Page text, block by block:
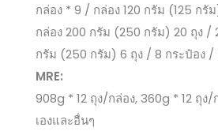
กล่อง * 9 / กล่อง 120 กรัม (125 ก
กล่อง 200 กรัม (250 กรัม) 20 ถุง /
กรัม (250 กรัม) 6 ถุง / 8 กระป๋อง /
MRE:
908g * 12 ถุง/กล่อง, 360g * 12 ถุง
เองและอื่นๆ